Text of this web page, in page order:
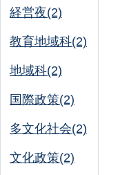
経営夜(2)
教育地域科(2)
地域科(2)
国際政策(2)
多文化社会(2)
文化政策(2)